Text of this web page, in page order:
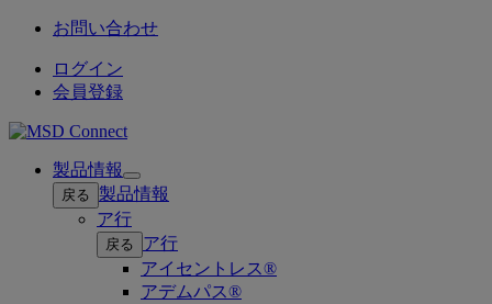
お問い合わせ
ログイン
会員登録
製品情報
Open
submenu
戻る 製品情報
ア行
戻る
ア行
アイセントレス®
アデムパス®